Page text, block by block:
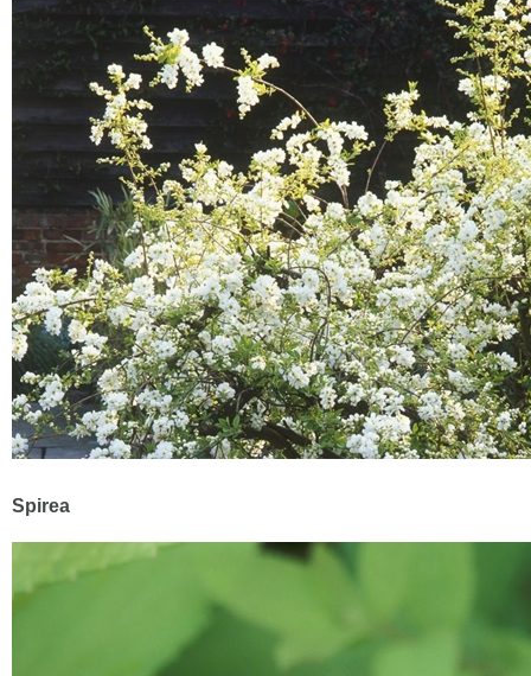
Spirea